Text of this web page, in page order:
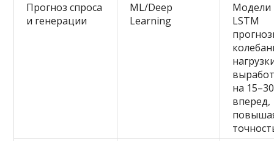
Прогноз спроса
и генерации
ML/Deep
Learning
Модели
LSTM
на
вперед,